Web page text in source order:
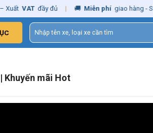
đầy đủ | 🚚 Miễn phí giao hàng - Sửa Chữa
Tìm
kiếm:
mãi Hot